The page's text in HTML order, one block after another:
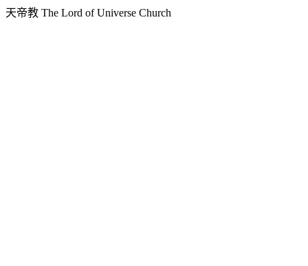
天人炁功院
天帝教 The Lord of Universe Church